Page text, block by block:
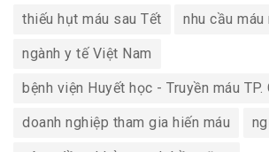
thiếu hụt máu sau Tết nhu cầu
ngành y tế Việt Nam
bệnh viện Huyết học - Truyền máu TP.
doanh nghiệp tham gia hiến máu